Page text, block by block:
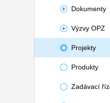
Dokumenty
Výzvy OPZ
Projekty
Produkty
Zadávací